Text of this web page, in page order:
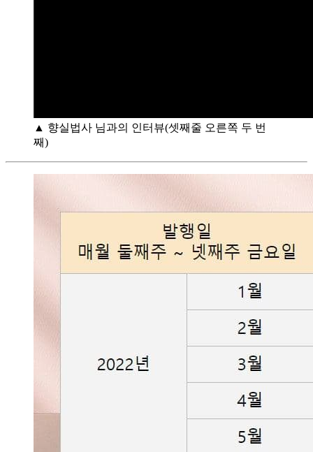
▲ 향실법사 님과의 인터뷰(셋째줄 오른쪽 두 번
째)